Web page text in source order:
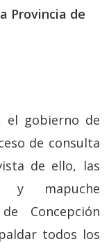
Provincia de
el gobierno de
de consulta
de ello, las
y mapuche
Concepción
todos los